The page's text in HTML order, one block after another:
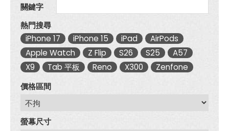
關鍵字
熱門搜尋
iPhone 17
iPhone 15 iPad
AirPods
Apple Watch
Z Flip S26 S25
A57
X9
Tab 平板 Reno X300
Zenfone
價格區間
螢幕尺寸